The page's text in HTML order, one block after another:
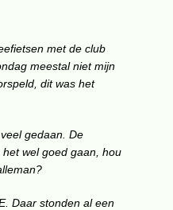
met de club
meestal niet mijn
dit was het
gedaan. De
wel goed gaan, hou
Daar stonden al een